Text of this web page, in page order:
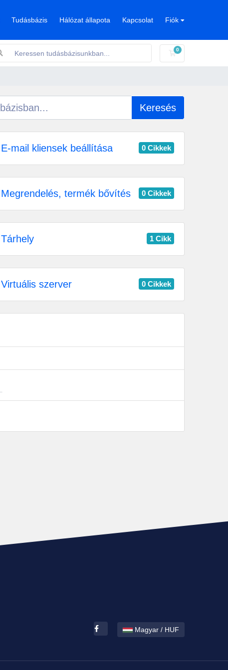
Tudásbázis Hálózat állapota Kapcsolat Fiók
0
Bevásárlókosár
Keresés
E-mail kliensek beállítása 0 Cikkek
Megrendelés, termék bővítés 0 Cikkek
Tárhely 1 Cikk
Virtuális szerver 0 Cikkek
Magyar / HUF